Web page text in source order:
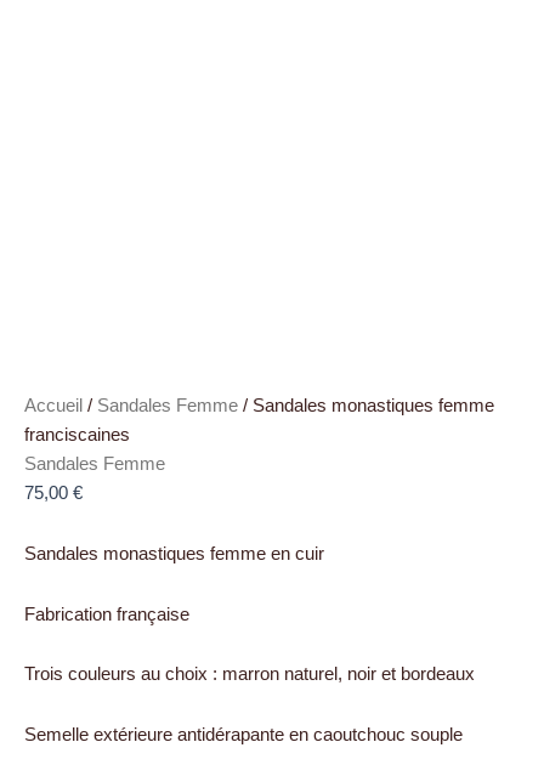
Accueil / Sandales Femme / Sandales monastiques femme
franciscaines
Sandales Femme
75,00 €
Sandales monastiques femme en cuir
Fabrication française
Trois couleurs au choix : marron naturel, noir et bordeaux
Semelle extérieure antidérapante en caoutchouc souple